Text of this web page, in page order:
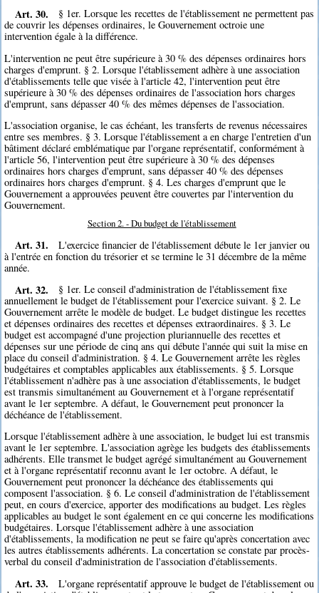
Art. 30.
§ 1er. Lorsque les recettes de l'établissement ne permettent pas
de couvrir les dépenses ordinaires, le Gouvernement octroie une
intervention égale à la différence.
L'intervention ne peut être supérieure à 30 % des dépenses ordinaires hors
charges d'emprunt. § 2. Lorsque l'établissement adhère à une association
d'établissements telle que visée à l'article 42, l'intervention peut être
supérieure à 30 % des dépenses ordinaires de l'association hors charges
d'emprunt, sans dépasser 40 % des mêmes dépenses de l'association.
L'association organise, le cas échéant, les transferts de revenus nécessaires
entre ses membres. § 3. Lorsque l'établissement a en charge l'entretien d'un
bâtiment déclaré emblématique par l'organe représentatif, conformément à
l'article 56, l'intervention peut être supérieure à 30 % des dépenses
ordinaires hors charges d'emprunt, sans dépasser 40 % des dépenses
ordinaires hors charges d'emprunt. § 4. Les charges d'emprunt que le
Gouvernement a approuvées peuvent être couvertes par l'intervention du
Gouvernement.
Section 2. - Du budget de l'établissement
Art. 31.
L'exercice financier de l'établissement débute le 1er janvier ou
à l'entrée en fonction du trésorier et se termine le 31 décembre de la même
année.
Art. 32.
§ 1er. Le conseil d'administration de l'établissement fixe
annuellement le budget de l'établissement pour l'exercice suivant. § 2. Le
Gouvernement arrête le modèle de budget. Le budget distingue les recettes
et dépenses ordinaires des recettes et dépenses extraordinaires. § 3. Le
budget est accompagné d'une projection pluriannuelle des recettes et
dépenses sur une période de cinq ans qui débute l'année qui suit la mise en
place du conseil d'administration. § 4. Le Gouvernement arrête les règles
budgétaires et comptables applicables aux établissements. § 5. Lorsque
l'établissement n'adhère pas à une association d'établissements, le budget
est transmis simultanément au Gouvernement et à l'organe représentatif
avant le 1er septembre. A défaut, le Gouvernement peut prononcer la
déchéance de l'établissement.
Lorsque l'établissement adhère à une association, le budget lui est transmis
avant le 1er septembre. L'association agrège les budgets des établissements
adhérents. Elle transmet le budget agrégé simultanément au Gouvernement
et à l'organe représentatif reconnu avant le 1er octobre. A défaut, le
Gouvernement peut prononcer la déchéance des établissements qui
composent l'association. § 6. Le conseil d'administration de l'établissement
peut, en cours d'exercice, apporter des modifications au budget. Les règles
applicables au budget le sont également en ce qui concerne les modifications
budgétaires. Lorsque l'établissement adhère à une association
d'établissements, la modification ne peut se faire qu'après concertation avec
les autres établissements adhérents. La concertation se constate par procès-
verbal du conseil d'administration de l'association d'établissements.
Art. 33.
L'organe représentatif approuve le budget de l'établissement ou